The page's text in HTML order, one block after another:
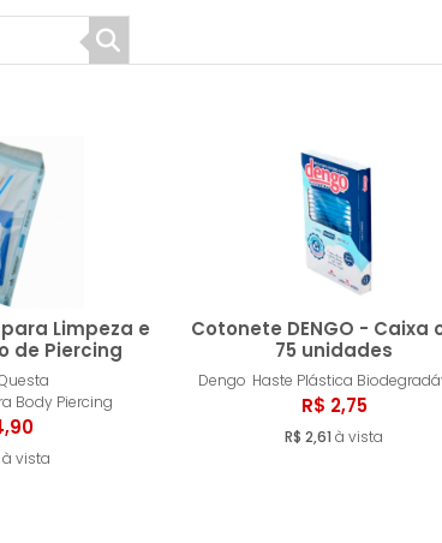
Limpeza e
de Piercing
Body Piercing
à vista
Comprar
Cotonete DENGO - Caixa
75 unidades
Dengo Haste Plástica
R$ 2,75
R$ 2,61 à vista